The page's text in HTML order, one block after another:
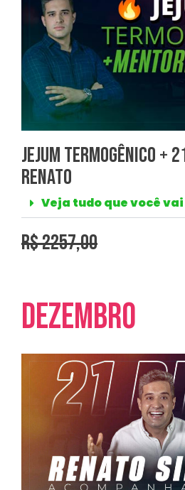
Jejum Termogênico +
Renato
Veja tudo que você
r$ 2257,00
Dezembro